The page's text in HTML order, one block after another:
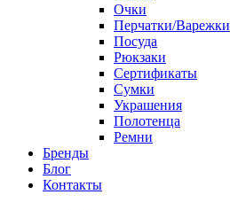
Очки
Перчатки/Варежки
Посуда
Рюкзаки
Сертификаты
Сумки
Украшения
Полотенца
Ремни
Бренды
Блог
Контакты